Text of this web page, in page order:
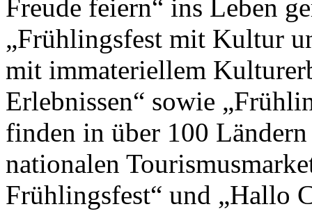
Freude feiern“ ins Leben
„Frühlingsfest mit Kultur
mit immateriellem
Erlebnissen“ sowie
finden in über 100
nationalen
Frühlingsfest“ und „Hallo